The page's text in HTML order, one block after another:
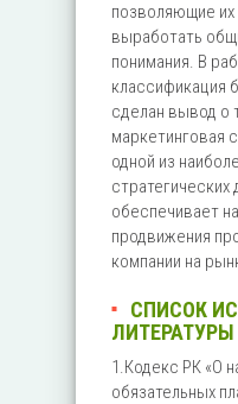
позволяющие их
выработать
понимания. В
классификация
сделан вывод о
маркетинговая
одной из
стратегических
обеспечивает
продвижения
компании на
СПИСОК
ЛИТЕРАТУРЫ
1.Кодекс РК «О
обязательных